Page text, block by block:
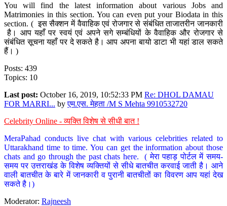
You will find the latest information about various Jobs and
Matrimonies in this section. You can even put your Biodata in this
section. ( इस सैक्शन में वैवाहिक एवं रोजगार से संबंधित ताजातरीन जानकारी
है। आप यहाँ पर स्वयं एवं अपने सगे सम्बंधियों के वैवाहिक और रोजगार से
संबंधित सूचना यहाँ पर दे सकते है। आप अपना बायो डाटा भी यहां डाल सकते
हैं। )
Posts: 439
Topics: 10
Last post: October 16, 2019, 10:52:33 PM Re: DHOL DAMAU
FOR MARRI... byएम.एस. मेहता /M S Mehta 9910532720
Celebrity Online - व्यक्ति विशेष से सीधी बात !
MeraPahad conducts live chat with various celebrities related to
Uttarakhand time to time. You can get the information about those
chats and go through the past chats here. ( मेरा पहाड़ पोर्टल में समय-
समय पर उत्तराखंड के विशेष व्यक्तियों से सीधे बातचीत करवाई जाती है। आने
वाली बातचीत के बारे में जानकारी व पुरानी बातचीतों का विवरण आप यहां देख
सकते है।)
Moderator: Rajneesh